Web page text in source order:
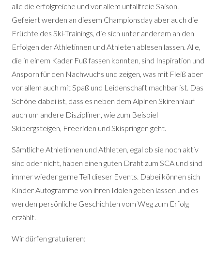
alle die erfolgreiche und vor allem unfallfreie Saison.
Gefeiert werden an diesem Championsday aber auch die
Früchte des Ski-Trainings, die sich unter anderem an den
Erfolgen der Athletinnen und Athleten ablesen lassen. Alle,
die in einem Kader Fuß fassen konnten, sind Inspiration und
Ansporn für den Nachwuchs und zeigen, was mit Fleiß aber
vor allem auch mit Spaß und Leidenschaft machbar ist. Das
Schöne dabei ist, dass es neben dem Alpinen Skirennlauf
auch um andere Disziplinen, wie zum Beispiel
Skibergsteigen, Freeriden und Skispringen geht.
Sämtliche Athletinnen und Athleten, egal ob sie noch aktiv
sind oder nicht, haben einen guten Draht zum SCA und sind
immer wieder gerne Teil dieser Events. Dabei können sich
Kinder Autogramme von ihren Idolen geben lassen und es
werden persönliche Geschichten vom Weg zum Erfolg
erzählt.
Wir dürfen gratulieren: